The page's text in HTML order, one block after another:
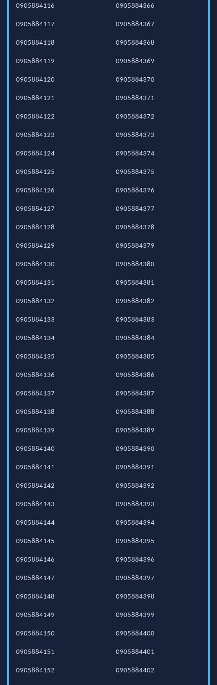
0905884116
0905884117
0905884118
0905884119
0905884120
0905884121
0905884122
0905884123
0905884124
0905884125
0905884126
0905884127
0905884128
0905884129
0905884130
0905884131
0905884132
0905884133
0905884134
0905884135
0905884136
0905884137
0905884138
0905884139
0905884140
0905884141
0905884142
0905884143
0905884144
0905884145
0905884146
0905884147
0905884148
0905884149
0905884150
0905884151
0905884152
0905884366
0905884367
0905884368
0905884369
0905884370
0905884371
0905884372
0905884373
0905884374
0905884375
0905884376
0905884377
0905884378
0905884379
0905884380
0905884381
0905884382
0905884383
0905884384
0905884385
0905884386
0905884387
0905884388
0905884389
0905884390
0905884391
0905884392
0905884393
0905884394
0905884395
0905884396
0905884397
0905884398
0905884399
0905884400
0905884401
0905884402